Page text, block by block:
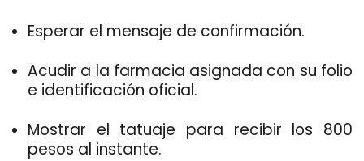
Esperar el mensaje de confirmación.
Acudir a la farmacia asignada con su folio
e identificación oficial.
Mostrar el tatuaje para recibir los 800
pesos al instante.